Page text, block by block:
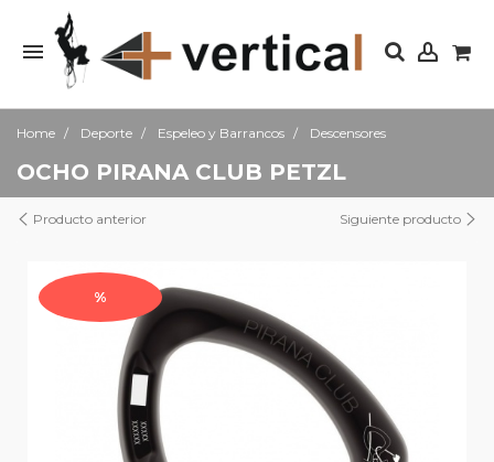
Home Deporte Espeleo y Barrancos Descensores
OCHO PIRANA CLUB PETZL
Producto anterior Siguiente producto
%